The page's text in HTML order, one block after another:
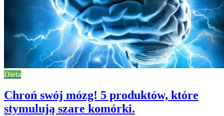
Dieta
Chroń swój mózg! 5 produktów, które
stymulują szare komórki.